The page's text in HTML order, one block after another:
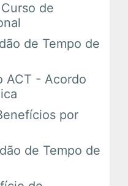
de
de Tempo de
ACT - Acordo
por
de Tempo de